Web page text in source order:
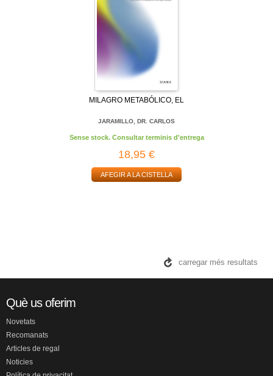
MILAGRO METABÓLICO, EL
JARAMILLO, DR. CARLOS
Sense stock. Consultar terminis d'entrega
18,95 €
AFEGIR A LA CISTELLA
carregar més resultats
Què us oferim
Novetats
Recomanats
Articles de regal
Noticies